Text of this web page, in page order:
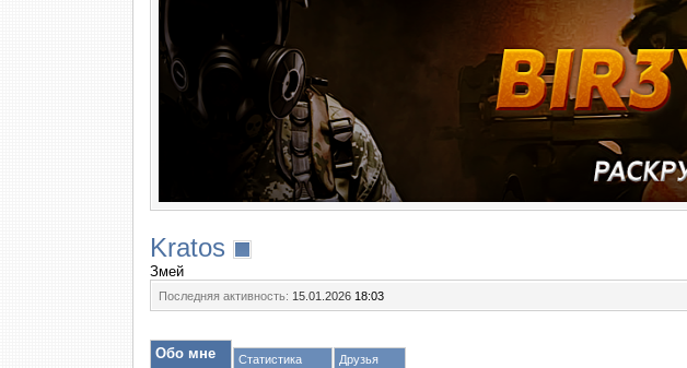
Kratos
Змей
Последняя активность: 15.01.2026 18:03
Обо мне Статистика Друзья